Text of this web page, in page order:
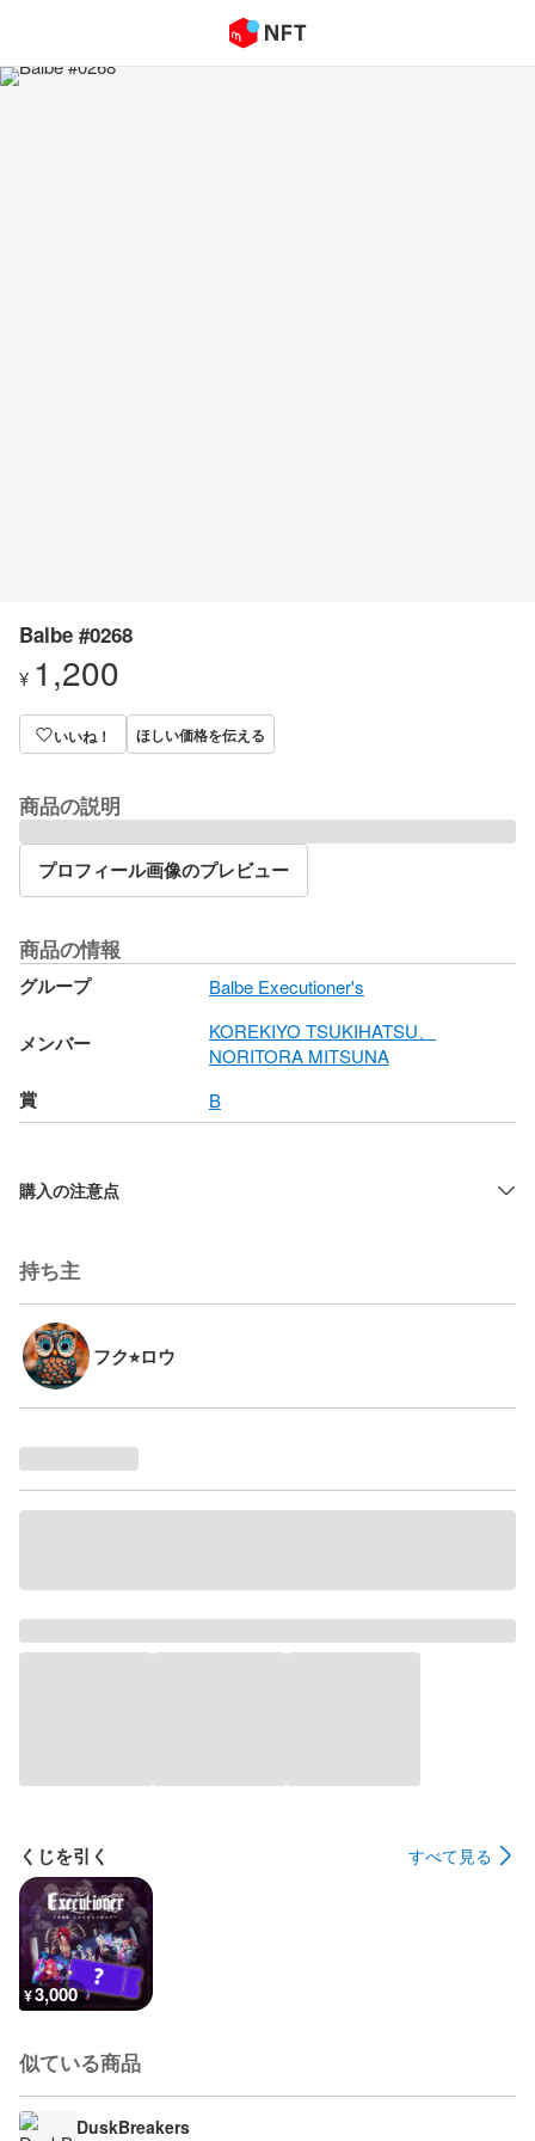
Balbe #0268
¥ 1,200
いいね！ ほしい価格を伝える
商品の説明
プロフィール画像のプレビュー
商品の情報
グループ Balbe Executioner's
メンバー
KOREKIYO TSUKIHATSU、
NORITORA MITSUNA
賞 B
購入の注意点
持ち主
フク⭐︎ロウ
くじを引く すべて見る
¥3,000
似ている商品
DuskBreakers